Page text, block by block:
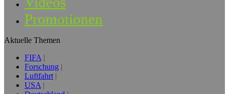
Promotionen
Aktuelle Themen
FIFA
Forschung
Luftfahrt
USA